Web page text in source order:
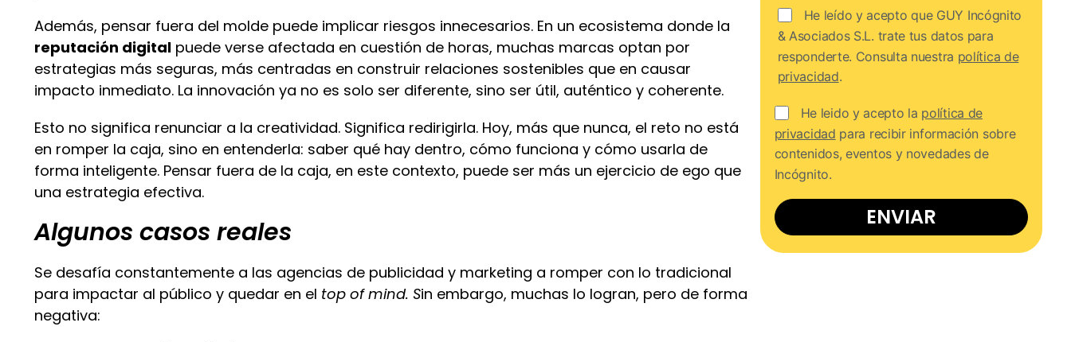
Además, pensar fuera del molde puede implicar riesgos innecesarios. En un ecosistema donde la
reputación digital puede verse afectada en cuestión de horas, muchas marcas optan por
estrategias más seguras, más centradas en construir relaciones sostenibles que en causar
impacto inmediato. La innovación ya no es solo ser diferente, sino ser útil, auténtico y coherente.
Esto no significa renunciar a la creatividad. Significa redirigirla. Hoy, más que nunca, el reto no está
en romper la caja, sino en entenderla: saber qué hay dentro, cómo funciona y cómo usarla de
forma inteligente. Pensar fuera de la caja, en este contexto, puede ser más un ejercicio de ego que
una estrategia efectiva.
Algunos casos reales
Se desafía constantemente a las agencias de publicidad y marketing a romper con lo tradicional
para impactar al público y quedar en el top of mind. Sin embargo, muchas lo logran, pero de forma
negativa:
He leído y acepto que GUY Incógnito
& Asociados S.L. trate tus datos para
responderte. Consulta nuestra política de
privacidad.
He leido y acepto la política de
privacidad para recibir información sobre
contenidos, eventos y novedades de
Incógnito.
ENVIAR